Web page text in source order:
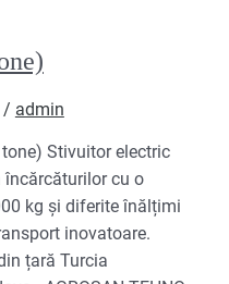
/ admin
Stivuitor electric
încărcăturilor cu o
kg și diferite înălțimi
inovatoare.
țară Turcia